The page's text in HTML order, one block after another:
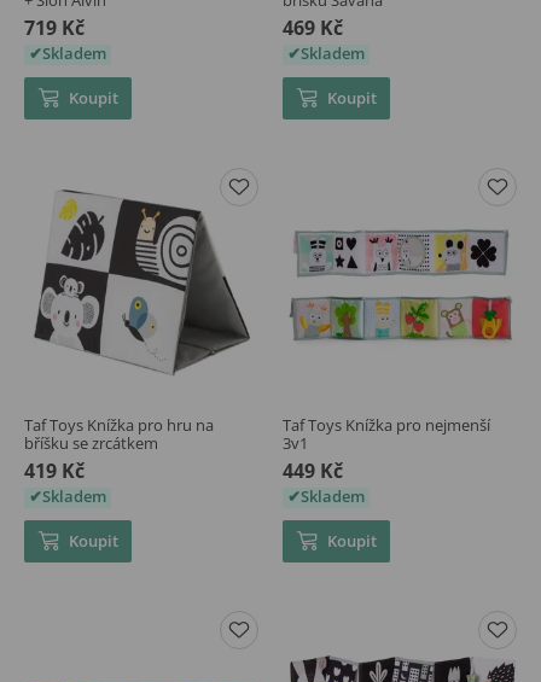
719 Kč
Skladem
Koupit
469 Kč
Skladem
Koupit
Taf Toys Knížka pro hru na
bříšku se zrcátkem
419 Kč
Skladem
Koupit
Taf Toys Knížka pro nejmenší
3v1
449 Kč
Skladem
Koupit